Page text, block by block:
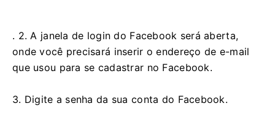
. 2. A janela de login do Facebook será aberta,
onde você precisará inserir o endereço de e-mail
que usou para se cadastrar no Facebook.
3. Digite a senha da sua conta do Facebook.